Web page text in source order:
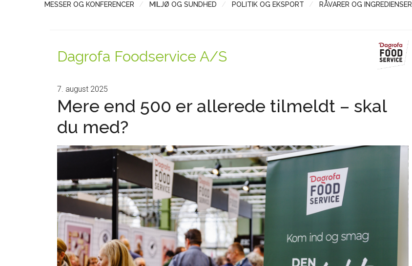
MESSER OG KONFERENCER
MILJØ OG SUNDHED POLITIK OG EKSPORT RÅVARER OG INGREDIENSER
Dagrofa Foodservice A/S
7. august 2025
Mere end 500 er allerede tilmeldt – skal
du med?